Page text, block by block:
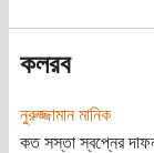
কলরব
নুরুজ্জামান মানিক
কত সস্তা স্বপ্নের